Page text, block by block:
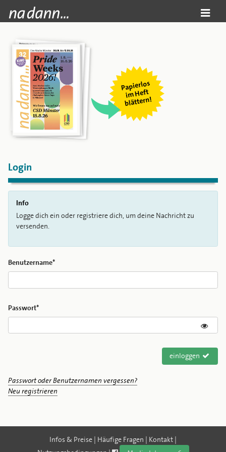
Papierlos
i
m Heft
blättern!
Login
Info
Logge dich ein oder registriere dich, um deine Nachricht zu
versenden.
Benutzername*
Passwort*
einloggen
Passwort oder Benutzernamen vergessen?
Neu registrieren
Infos & Preise | Häufige Fragen | Kontakt |